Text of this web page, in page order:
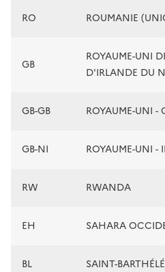
RO ROUMANIE
GB
ROYAUME-UNI
D'IRLANDE DU
GB-GB ROYAUME-UNI -
GB-NI ROYAUME-UNI -
RW RWANDA
EH SAHARA
BL SAINT-